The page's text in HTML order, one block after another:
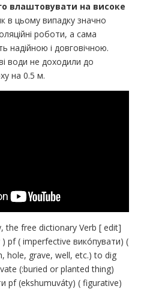
влаштовувати на високе
в цьому випадку значно
роботи, а сама
надійною і довговічною.
води не доходили до
на 0.5 м.
the free dictionary Verb [ edit]
pf ( imperfective вико́пувати) (
hole, grave, well, etc.) to dig
(:buried or planted thing)
pf (ekshumuváty) ( figurative)